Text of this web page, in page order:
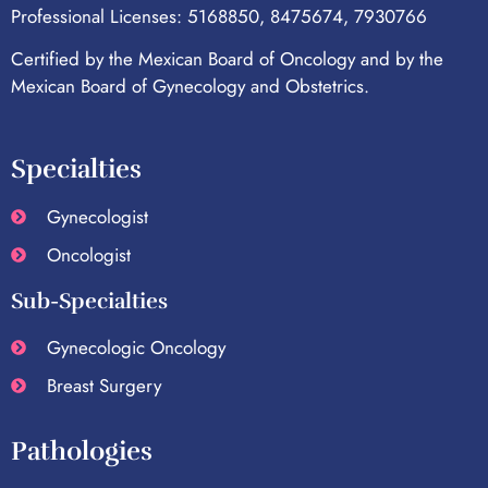
Professional Licenses: 5168850, 8475674, 7930766
Certified by the Mexican Board of Oncology and by the
Mexican Board of Gynecology and Obstetrics.
Specialties
Gynecologist
Oncologist
Sub-Specialties
Gynecologic Oncology
Breast Surgery
Pathologies